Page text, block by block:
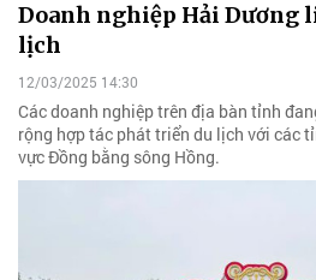
Doanh nghiệp Hải Dương
lịch
12/03/2025 14:30
Các doanh nghiệp trên địa bàn tỉnh
rộng hợp tác phát triển du lịch với các
vực Đồng bằng sông Hồng.